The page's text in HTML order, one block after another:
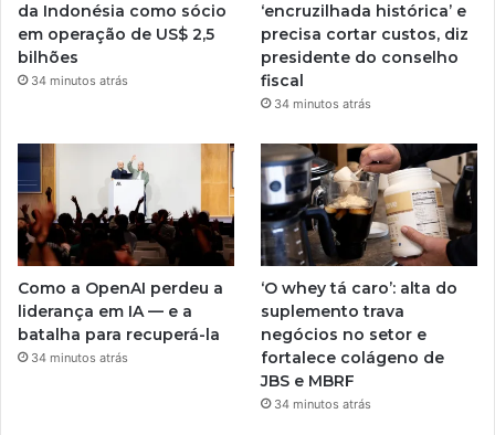
da Indonésia como sócio
em operação de US$ 2,5
bilhões
34 minutos atrás
‘encruzilhada histórica’ e
precisa cortar custos, diz
presidente do conselho
fiscal
34 minutos atrás
Como a OpenAI perdeu a
liderança em IA — e a
batalha para recuperá-la
34 minutos atrás
‘O whey tá caro’: alta do
suplemento trava
negócios no setor e
fortalece colágeno de
JBS e MBRF
34 minutos atrás